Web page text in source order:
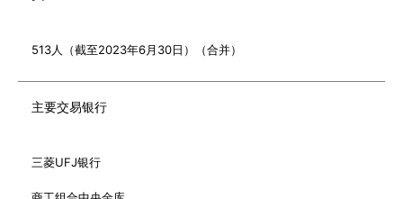
513人（截至2023年6月30日）（合并）
主要交易银行
三菱UFJ银行